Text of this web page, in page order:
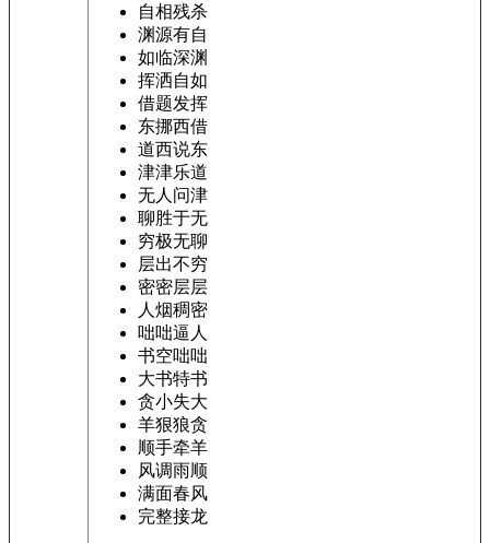
自相残杀
渊源有自
如临深渊
挥洒自如
借题发挥
东挪西借
道西说东
津津乐道
无人问津
聊胜于无
穷极无聊
层出不穷
密密层层
人烟稠密
咄咄逼人
书空咄咄
大书特书
贪小失大
羊狠狼贪
顺手牵羊
风调雨顺
满面春风
完整接龙